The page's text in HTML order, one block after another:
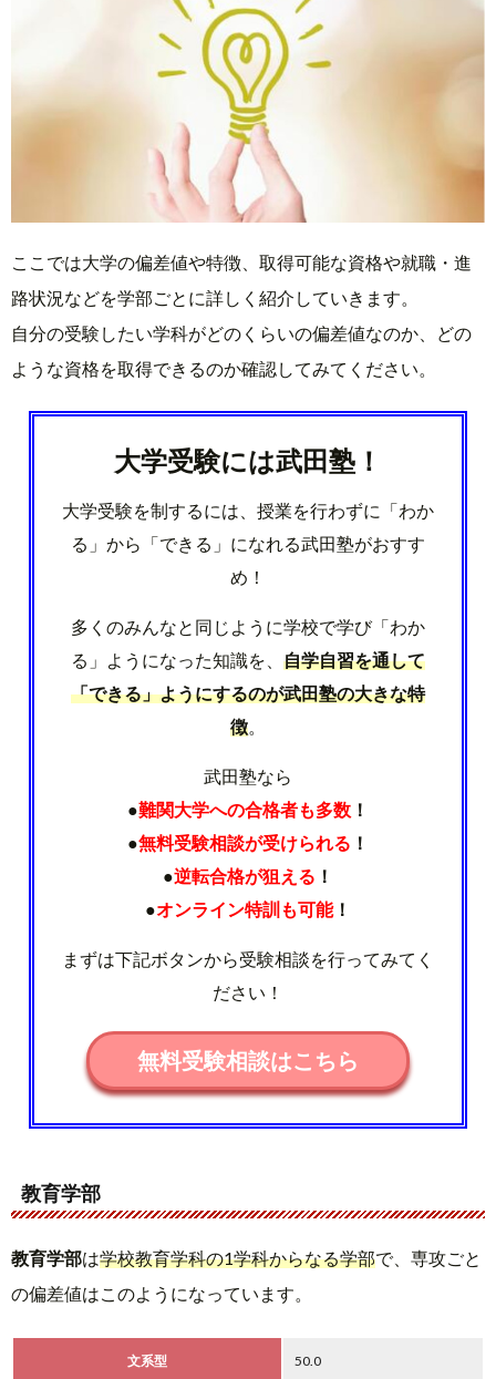
ここでは大学の偏差値や特徴、取得可能な資格や就職・進
路状況などを学部ごとに詳しく紹介していきます。
自分の受験したい学科がどのくらいの偏差値なのか、どの
ような資格を取得できるのか確認してみてください。
大学受験には武田塾！
大学受験を制するには、授業を行わずに「わか
る」から「できる」になれる武田塾がおすす
め！
多くのみんなと同じように学校で学び「わか
る」ようになった知識を、 自学自習を通して
「できる」ようにするのが武田塾の大きな特
徴。
武田塾なら
●難関大学への合格者も多数 ！
●無料受験相談が受けられる ！
●逆転合格が狙える ！
●オンライン特訓も可能！
まずは下記ボタンから受験相談を行ってみてく
ださい！
無料受験相談はこちら
教育学部
教育学部は学校教育学科の1学科からなる学部で、専攻ごと
の偏差値はこのようになっています。
文系型 50.0